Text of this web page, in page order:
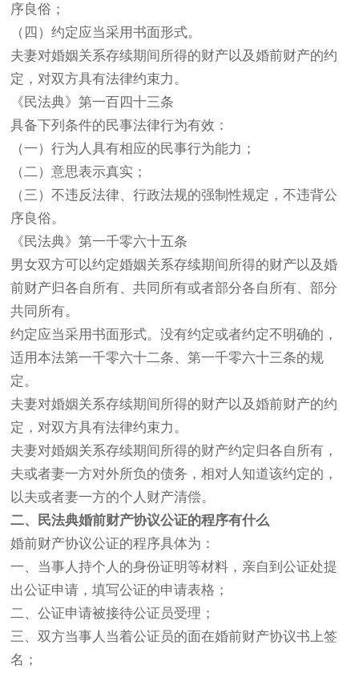
序良俗；
（四）约定应当采用书面形式。
夫妻对婚姻关系存续期间所得的财产以及婚前财产的约
定，对双方具有法律约束力。
《民法典》第一百四十三条
具备下列条件的民事法律行为有效：
（一）行为人具有相应的民事行为能力；
（二）意思表示真实；
（三）不违反法律、行政法规的强制性规定，不违背公
序良俗。
《民法典》第一千零六十五条
男女双方可以约定婚姻关系存续期间所得的财产以及婚
前财产归各自所有、共同所有或者部分各自所有、部分
共同所有。
约定应当采用书面形式。没有约定或者约定不明确的，
适用本法第一千零六十二条、第一千零六十三条的规
定。
夫妻对婚姻关系存续期间所得的财产以及婚前财产的约
定，对双方具有法律约束力。
夫妻对婚姻关系存续期间所得的财产约定归各自所有，
夫或者妻一方对外所负的债务，相对人知道该约定的，
以夫或者妻一方的个人财产清偿。
二、民法典婚前财产协议公证的程序有什么
婚前财产协议公证的程序具体为：
一、当事人持个人的身份证明等材料，亲自到公证处提
出公证申请，填写公证的申请表格；
二、公证申请被接待公证员受理；
三、双方当事人当着公证员的面在婚前财产协议书上签
名；